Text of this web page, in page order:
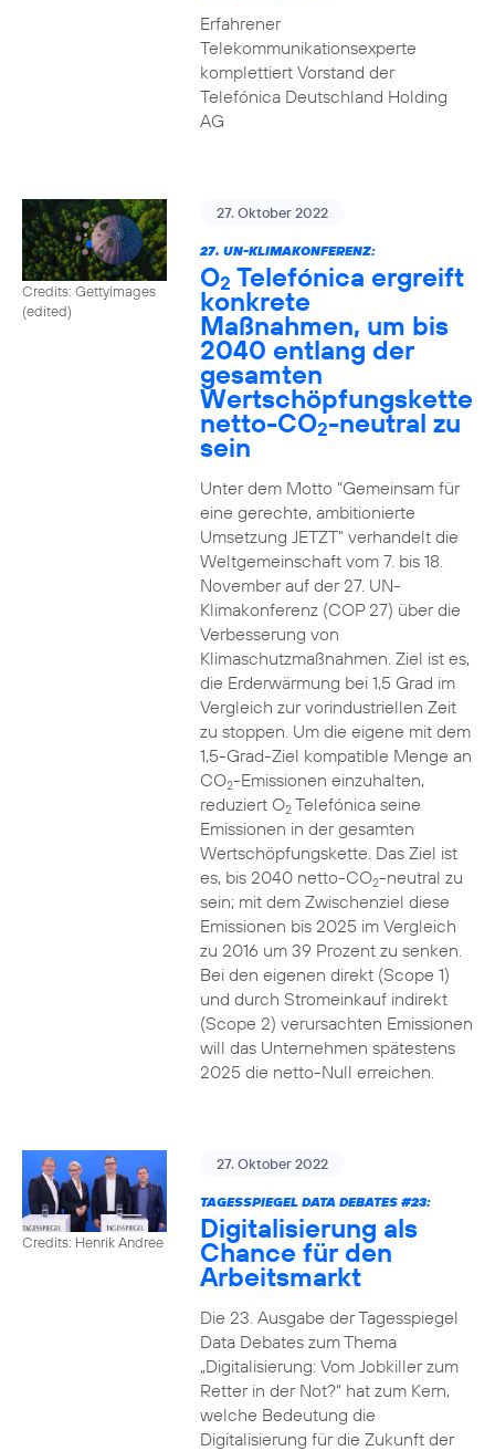
Erfahrener
Telekommunikationsexperte
komplettiert Vorstand der
Telefónica Deutschland Holding
AG
Credits: Gettyimages
(edited)
27. Oktober 2022
27. UN-KLIMAKONFERENZ:
O2 Telefónica ergreift
konkrete
Maßnahmen, um bis
2040 entlang der
gesamten
Wertschöpfungskette
netto-CO2-neutral zu
sein
Unter dem Motto "Gemeinsam für
eine gerechte, ambitionierte
Umsetzung JETZT" verhandelt die
Weltgemeinschaft vom 7. bis 18.
November auf der 27. UN-
Klimakonferenz (COP 27) über die
Verbesserung von
Klimaschutzmaßnahmen. Ziel ist es,
die Erderwärmung bei 1,5 Grad im
Vergleich zur vorindustriellen Zeit
zu stoppen. Um die eigene mit dem
1,5-Grad-Ziel kompatible Menge an
CO2-Emissionen einzuhalten,
reduziert O2Telefónica seine
Emissionen in der gesamten
Wertschöpfungskette. Das Ziel ist
es, bis 2040 netto-CO2-neutral zu
sein; mit dem Zwischenziel diese
Emissionen bis 2025 im Vergleich
zu 2016 um 39 Prozent zu senken.
Bei den eigenen direkt (Scope 1)
und durch Stromeinkauf indirekt
(Scope 2) verursachten Emissionen
will das Unternehmen spätestens
2025 die netto-Null erreichen.
Credits: Henrik Andree
27. Oktober 2022
TAGESSPIEGEL DATA DEBATES #23:
Digitalisierung als
Chance für den
Arbeitsmarkt
Die 23. Ausgabe der Tagesspiegel
Data Debates zum Thema
„Digitalisierung: Vom Jobkiller zum
Retter in der Not?“ hat zum Kern,
welche Bedeutung die
Digitalisierung für die Zukunft der